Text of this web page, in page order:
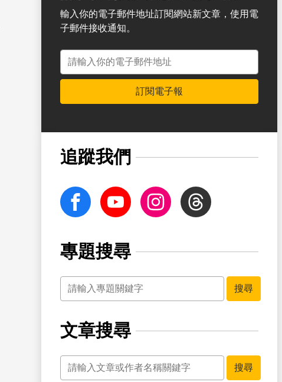
輸入你的電子郵件地址訂閱網站新文章，使用電
子郵件接收通知。
電子郵件地址
訂閱電子報
追蹤我們
facebook Youtube InstagramThreads
專題搜尋
關鍵字
搜尋
文章搜尋
關鍵字
搜尋